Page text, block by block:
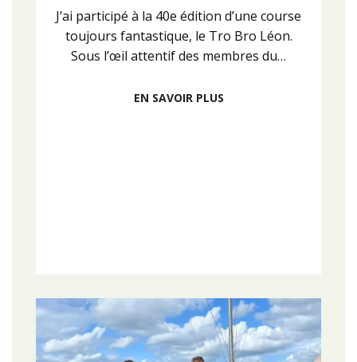
J’ai participé à la 40e édition d’une course
toujours fantastique, le Tro Bro Léon.
Sous l’œil attentif des membres du…
EN SAVOIR PLUS